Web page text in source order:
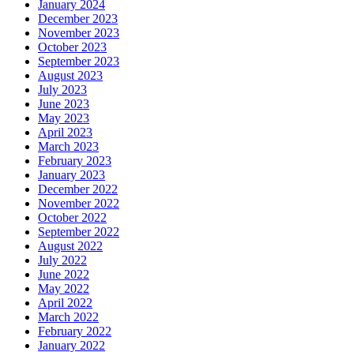
January 2024
December 2023
November 2023
October 2023
September 2023
August 2023
July 2023
June 2023
May 2023
April 2023
March 2023
February 2023
January 2023
December 2022
November 2022
October 2022
September 2022
August 2022
July 2022
June 2022
May 2022
April 2022
March 2022
February 2022
January 2022